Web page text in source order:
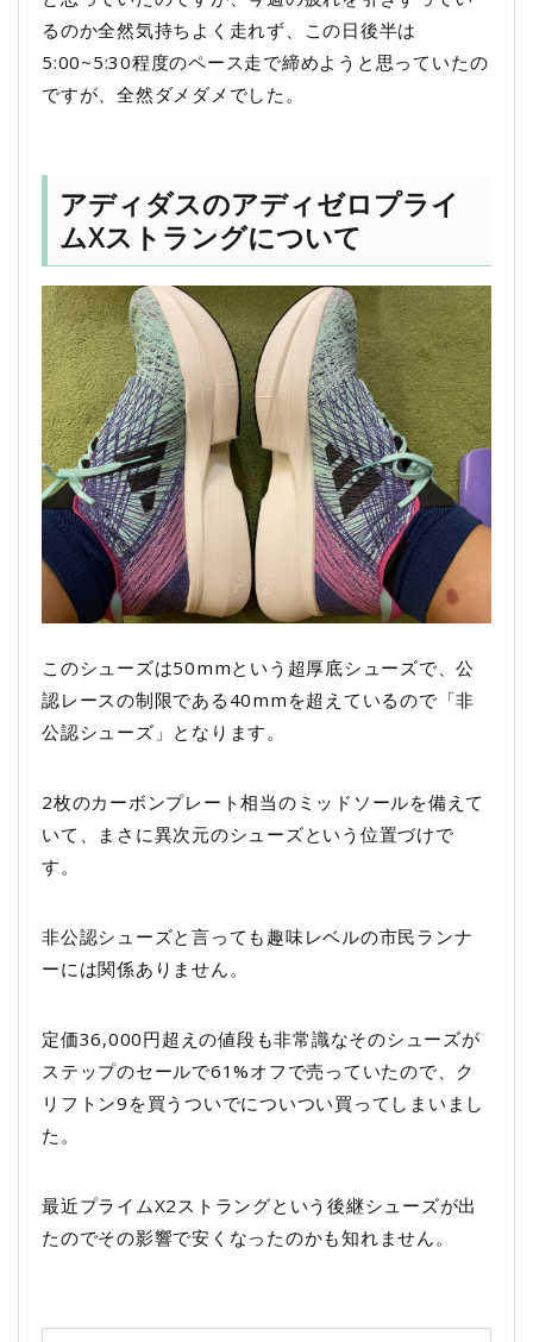
るのか全然気持ちよく走れず、この日後半は
5:00~5:30程度のペース走で締めようと思っていたの
ですが、全然ダメダメでした。
アディダスのアディゼロプライ
ムXストラングについて
このシューズは50mmという超厚底シューズで、公
認レースの制限である40mmを超えているので「非
公認シューズ」となります。
2枚のカーボンプレート相当のミッドソールを備えて
いて、まさに異次元のシューズという位置づけで
す。
非公認シューズと言っても趣味レベルの市民ランナ
ーには関係ありません。
定価36,000円超えの値段も非常識なそのシューズが
ステップのセールで61%オフで売っていたので、ク
リフトン9を買うついでについつい買ってしまいまし
た。
最近プライムX2ストラングという後継シューズが出
たのでその影響で安くなったのかも知れません。